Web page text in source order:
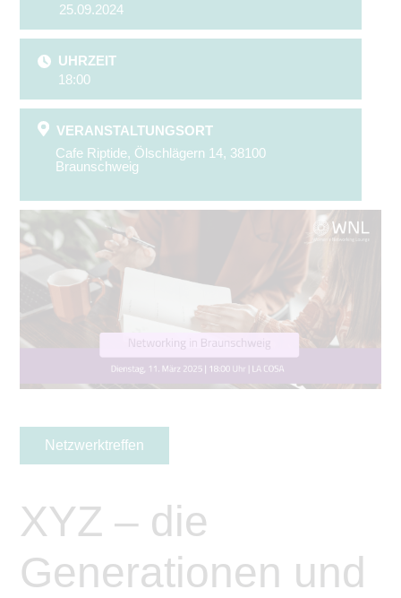
25.09.2024
UHRZEIT
18:00
VERANSTALTUNGSORT
Cafe Riptide, Ölschlägern 14, 38100
Braunschweig
Netzwerktreffen
XYZ – die
Generationen und